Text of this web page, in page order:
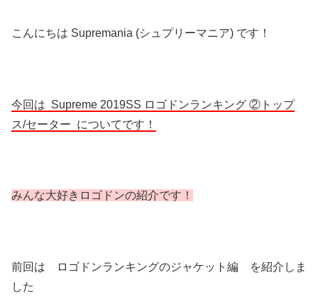
こんにちは Supremania (シュプリーマニア) です！
今回は Supreme 2019SS ロゴドンランキング ②トップ
ス/セーター についてです！
みんな大好きロゴドンの紹介です！
前回は ロゴドンランキングのジャケット編 を紹介しま
した